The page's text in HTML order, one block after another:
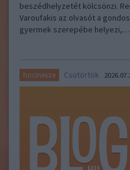
beszédhelyzetét kölcsönzi.
Varoufakis az olvasót a
gyermek szerepébe
hocinesze Csütörtök